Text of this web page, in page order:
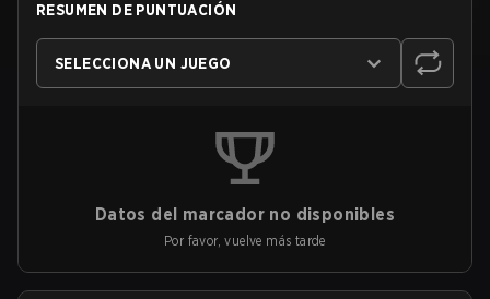
RESUMEN DE PUNTUACIÓN
SELECCIONA UN JUEGO
Datos del marcador no disponibles
Por favor, vuelve más tarde